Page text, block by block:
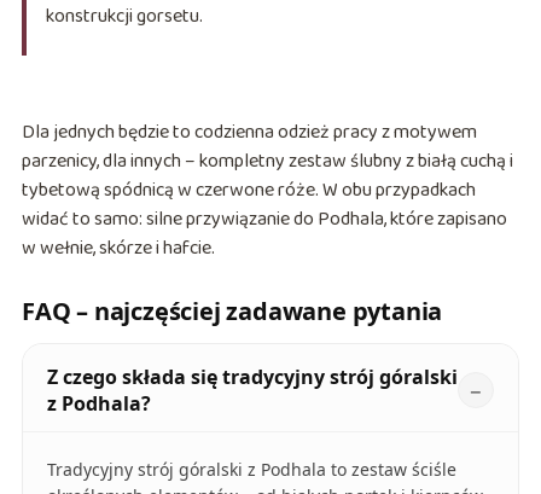
konstrukcji gorsetu.
Dla jednych będzie to codzienna odzież pracy z motywem
parzenicy, dla innych – kompletny zestaw ślubny z białą cuchą i
tybetową spódnicą w czerwone róże. W obu przypadkach
widać to samo: silne przywiązanie do Podhala, które zapisano
w wełnie, skórze i hafcie.
FAQ – najczęściej zadawane pytania
Z czego składa się tradycyjny strój góralski
z Podhala?
Tradycyjny strój góralski z Podhala to zestaw ściśle